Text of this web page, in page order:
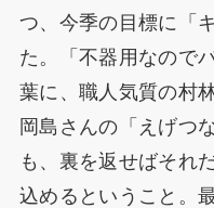
つ、今季の目標に「
た。「不器用なので
葉に、職人気質の村
岡島さんの「えげつ
も、裏を返せばそれ
込めるということ。